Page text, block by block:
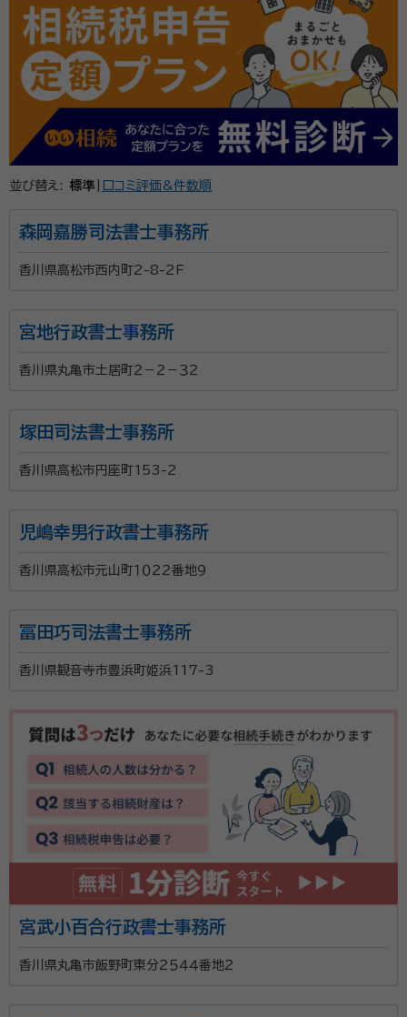
１級、NPO法人スマイルサポート香川 理事、丸亀市市民活動「未来へつ
なぐ終活・遺言」代表
経歴：
公立高校に37年間勤め、琴平高校長を最後に退職
事務所口コミ（抜粋）：
account_circle
ご利用時期：2025/12
面談の感想
初めての体験で緊張しましたが、丁寧でわかりやすく説明頂きました。現
在も相談中です。
気軽に相談や質問ができるので、助かります。専門外の相談にも乗って
頂きました。
な業務内容 〇相続手続き ・戸籍収集から遺産分割協
議書の作成、金融機関の解約まで、相続手続き全般をサ
を大切に、依頼者様の想いを尊重した遺言書作成を支
援します。 ・公正証書遺言の作成サポートも行ってい
支援します。 〇地域貢献活動 ・無料終活セミナー「遺
言の基礎知識」や「エンディングノートを書いてみよ
する基礎知識をわかりやすく解説いたします。 行政書士
志賀紀之事務所は、皆様の「終活」をサポートすること
い。
並び替え: 標準 口コミ評価&件数順
森岡嘉勝司法書士事務所
香川県高松市西内町2-8-2Ｆ
宮地行政書士事務所
香川県丸亀市土居町２－２－３２
塚田司法書士事務所
香川県高松市円座町153-2
児嶋幸男行政書士事務所
香川県高松市元山町１０２２番地９
冨田巧司法書士事務所
香川県観音寺市豊浜町姫浜117-3
宮武小百合行政書士事務所
香川県丸亀市飯野町東分２５４４番地２